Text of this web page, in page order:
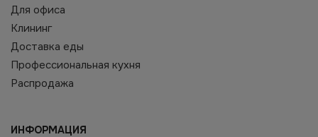
Для офиса
Клининг
Доставка еды
Профессиональная кухня
Распродажа
ИНФОРМАЦИЯ